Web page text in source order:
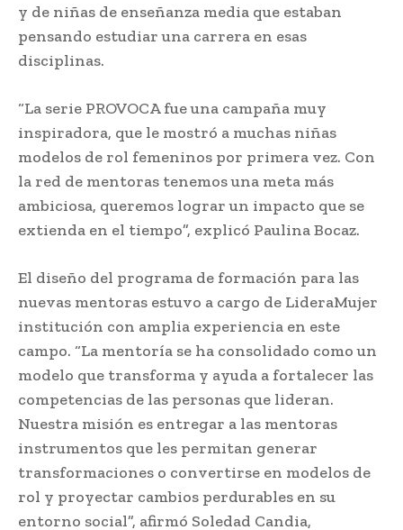
y de niñas de enseñanza media que estaban
pensando estudiar una carrera en esas
disciplinas.
“La serie PROVOCA fue una campaña muy
inspiradora, que le mostró a muchas niñas
modelos de rol femeninos por primera vez. Con
la red de mentoras tenemos una meta más
ambiciosa, queremos lograr un impacto que se
extienda en el tiempo”, explicó Paulina Bocaz.
El diseño del programa de formación para las
nuevas mentoras estuvo a cargo de LideraMujer
institución con amplia experiencia en este
campo. “La mentoría se ha consolidado como un
modelo que transforma y ayuda a fortalecer las
competencias de las personas que lideran.
Nuestra misión es entregar a las mentoras
instrumentos que les permitan generar
transformaciones o convertirse en modelos de
rol y proyectar cambios perdurables en su
entorno social”, afirmó Soledad Candia,